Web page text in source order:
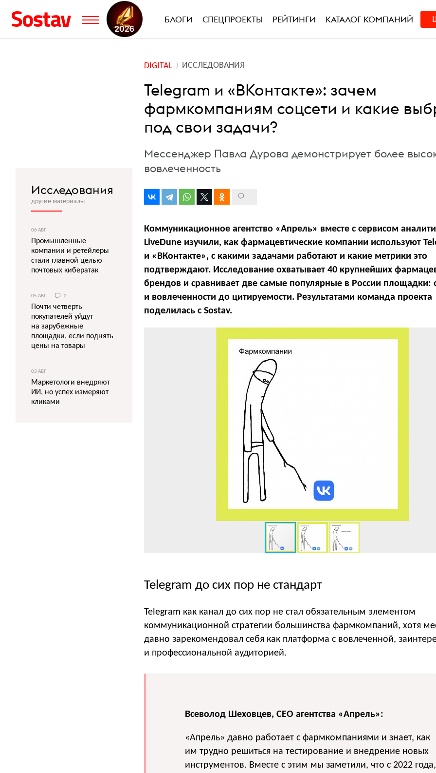
БЛОГИ СПЕЦПРОЕКТЫ РЕЙТИНГИ КАТАЛОГ КОМПАНИЙ
DIGITAL ИССЛЕДОВАНИЯ
Telegram и «ВКонтакте»: зачем
фармкомпаниям соцсети и какие
под свои задачи?
Мессенджер Павла Дурова демонстрирует более
вовлеченность
Коммуникационное агентство «Апрель» вместе с сервисом
LiveDune изучили, как фармацевтические компании используют
и «ВКонтакте», с какими задачами работают и какие метрики это
подтверждают. Исследование охватывает 40 крупнейших
брендов и сравнивает две самые популярные в России площадки:
и вовлеченности до цитируемости. Результатами команда проекта
поделилась с Sostav.
Telegram до сих пор не стандарт
Telegram как канал до сих пор не стал обязательным элементом
коммуникационной стратегии большинства фармкомпаний, хотя
давно зарекомендовал себя как платформа с вовлеченной,
и профессиональной аудиторией.
Всеволод Шеховцев, CEO агентства «Апрель»:
«Апрель» давно работает с фармкомпаниями и знает, как
им трудно решиться на тестирование и внедрение новых
инструментов. Вместе с этим мы заметили, что с 2022 года,
Исследования
другие материалы
06 АВГ
Промышленные
компании и ретейлеры
стали главной целью
почтовых кибератак
05 АВГ 2
Почти четверть
покупателей уйдут
на зарубежные
площадки, если поднять
цены на товары
03 АВГ
Маркетологи внедряют
ИИ, но успех измеряют
кликами